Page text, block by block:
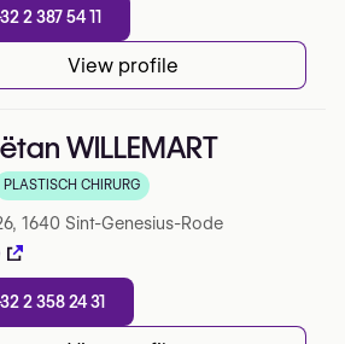
2 387 54 11
View profile
WILLEMART
sur 5 sur Google
PLASTISCH CHIRURG
1640 Sint-Genesius-Rode
2 358 24 31